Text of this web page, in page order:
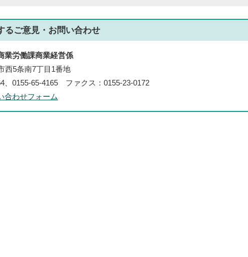
るご意見・お問い合わせ
業労働課商業経営係
西5条南7丁目1番地
、0155-65-4165 ファクス：0155-23-0172
合わせフォーム